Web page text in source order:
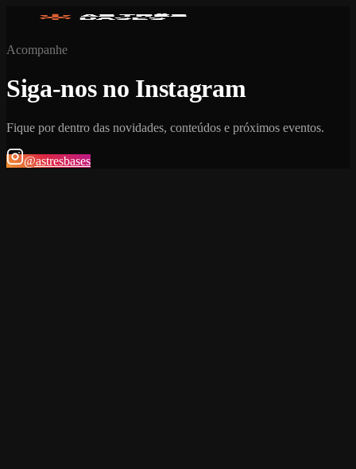
Acompanhe
Siga-nos no Instagram
Fique por dentro das novidades, conteúdos e próximos eventos.
@astresbases